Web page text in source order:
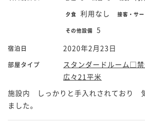
夕食 利用なし 接客・サ
その他設備 5
宿泊日 2020年2月23日
部屋タイプ
スタンダードルーム□
広々21平米
施設内 しっかりと手入れされており
ました。